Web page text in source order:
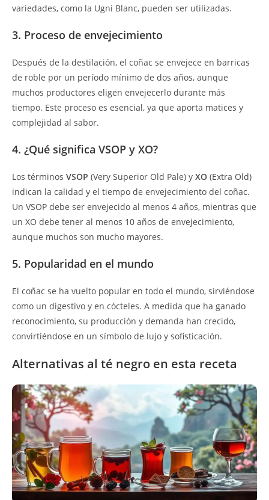
variedades, como la Ugni Blanc, pueden ser utilizadas.
3. Proceso de envejecimiento
Después de la destilación, el coñac se envejece en barricas
de roble por un período mínimo de dos años, aunque
muchos productores eligen envejecerlo durante más
tiempo. Este proceso es esencial, ya que aporta matices y
complejidad al sabor.
4. ¿Qué significa VSOP y XO?
Los términos VSOP (Very Superior Old Pale) y XO (Extra Old)
indican la calidad y el tiempo de envejecimiento del coñac.
Un VSOP debe ser envejecido al menos 4 años, mientras que
un XO debe tener al menos 10 años de envejecimiento,
aunque muchos son mucho mayores.
5. Popularidad en el mundo
El coñac se ha vuelto popular en todo el mundo, sirviéndose
como un digestivo y en cócteles. A medida que ha ganado
reconocimiento, su producción y demanda han crecido,
convirtiéndose en un símbolo de lujo y sofisticación.
Alternativas al té negro en esta receta